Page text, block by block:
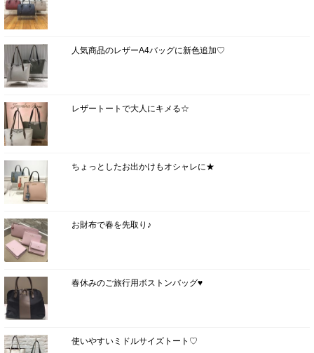
人気商品のレザーA4バッグに新色追加♡
レザートートで大人にキメる☆
ちょっとしたお出かけもオシャレに★
お財布で春を先取り♪
春休みのご旅行用ボストンバッグ♥
使いやすいミドルサイズトート♡